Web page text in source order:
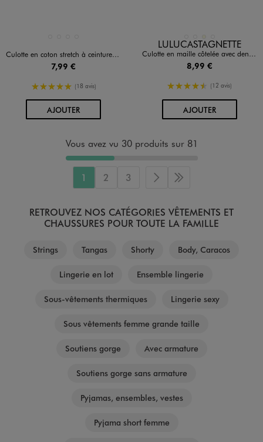
Culotte en coton stretch à ceinture dentelle élastique femme (lot de 2)
7,99 €
5/5 de moyenne
(18 avis)
AJOUTERAU PANIER
Disponible en 4 coloris
LULUCASTAGNETTE
Culotte en maille côtelée avec dentelle femme - LuluCastagnette
8,99 €
4.5/5 de moyenne
(12 avis)
AJOUTERAU PANIER
Vous avez vu 30 produits sur 81
1 2 3 Page suivante
Dernière page
RETROUVEZ NOS CATÉGORIES VÊTEMENTS ET
CHAUSSURES POUR TOUTE LA FAMILLE
Strings Tangas Shorty Body, Caracos
Lingerie en lot Ensemble lingerie
Sous-vêtements thermiques Lingerie sexy
Sous vêtements femme grande taille
Soutiens gorge Avec armature
Soutiens gorge sans armature
Pyjamas, ensembles, vestes
Pyjama short femme